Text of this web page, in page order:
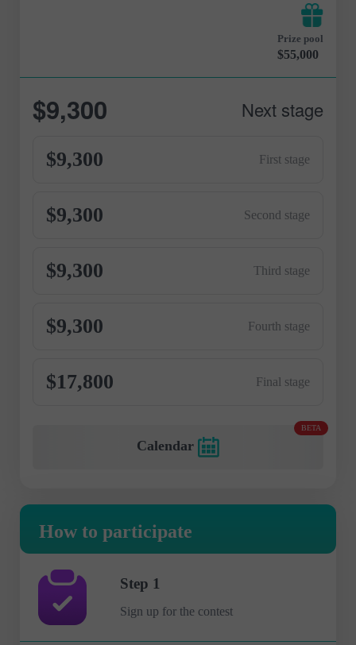
Prize pool
$55,000
$9,300 Next stage
First stage
$9,300
Second stage
$9,300
Third stage
$9,300
Fourth stage
$9,300
Final stage
$17,800
BETA
How to participate
Step 1
Sign up for the contest